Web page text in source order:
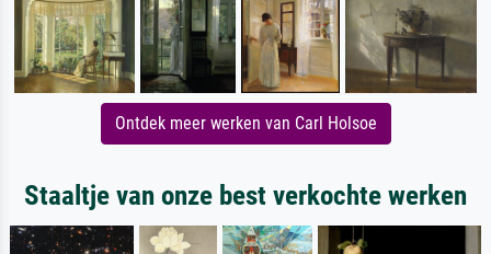
Ontdek meer werken van Carl Holsoe
Staaltje van onze best verkochte werken